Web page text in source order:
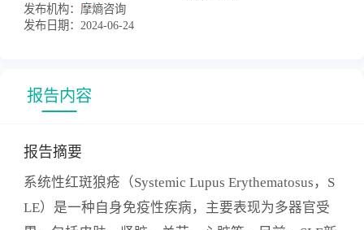
机制中的特定分子靶点，干扰其生长和扩散的药
物。这些靶点可以是细胞膜受体、信号通路等。靶
些新型药物，如小分子免疫调节剂、基因治疗药物
统性红斑狼疮新药的研发现状和发展趋势进行全面
及诊疗指南、市场规模和空间预测、新药研发竞争
格局、新药投融资分析以及新药发展趋势分析等方
发布机构： 摩熵咨询
发布日期： 2024-06-24
报告内容
报告摘要
系统性红斑狼疮（Systemic Lupus Erythematosus，S
LE）是一种自身免疫性疾病，主要表现为多器官受